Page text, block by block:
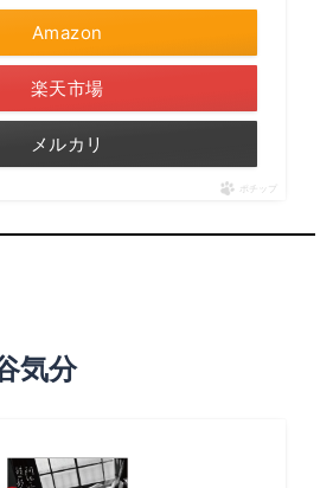
Amazon
楽天市場
メルカリ
ポチップ
気分